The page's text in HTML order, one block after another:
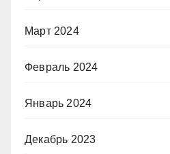
Март 2024
Февраль 2024
Январь 2024
Декабрь 2023